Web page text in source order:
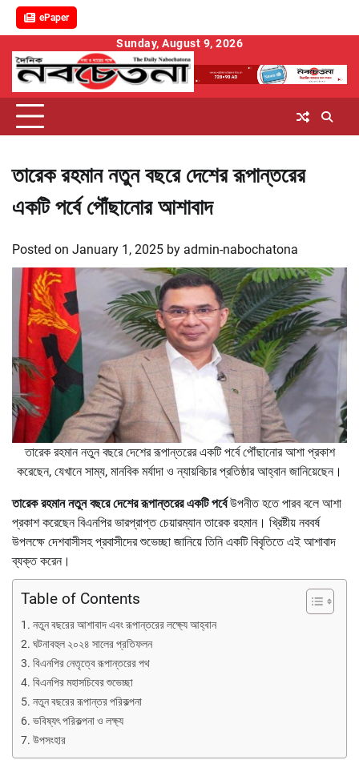
ePaper
content
Sunday, August 9, 2026
তারেক রহমান নতুন বছরে দেশের রূপান্তরের
একটি পর্বে পৌঁছানোর আশাবাদ
Posted on January 1, 2025 by admin-nabochatona
তারেক রহমান নতুন বছরে দেশের রূপান্তরের একটি পর্বে পৌঁছানোর আশা প্রকাশ
করেছেন, যেখানে সাম্য, মানবিক মর্যাদা ও ন্যায়বিচার প্রতিষ্ঠার আহ্বান জানিয়েছেন।
তারেক রহমান নতুন বছরে দেশের রূপান্তরের একটি পর্বেউপনীত হতে পারব বলে আশা
প্রকাশ করেছেন বিএনপির ভারপ্রাপ্ত চেয়ারম্যান তারেক রহমান। খ্রিষ্টীয় নববর্ষ
উপলক্ষে দেশবাসীসহ প্রবাসীদের শুভেচ্ছা জানিয়ে তিনি একটি বিবৃতিতে এই আশাবাদ
ব্যক্ত করেন।
Table of Contents
নতুন বছরের আশাবাদ এবং রূপান্তরের লক্ষ্যে আহ্বান
ঘটনাবহুল ২০২৪ সালের প্রতিফলন
বিএনপির নেতৃত্বে রূপান্তরের পথ
বিএনপির মহাসচিবের শুভেচ্ছা
নতুন বছরের রূপান্তর পরিকল্পনা
ভবিষ্যৎ পরিকল্পনা ও লক্ষ্য
উপসংহার